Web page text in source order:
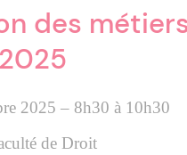
des
2025 – 8h30 à 10h30
de Droit